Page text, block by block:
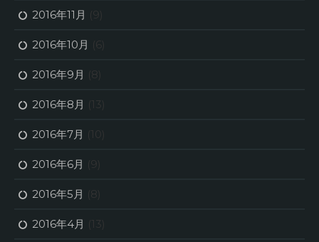
2016年11月 (9)
2016年10月 (6)
2016年9月 (8)
2016年8月 (13)
2016年7月 (10)
2016年6月 (9)
2016年5月 (8)
2016年4月 (13)